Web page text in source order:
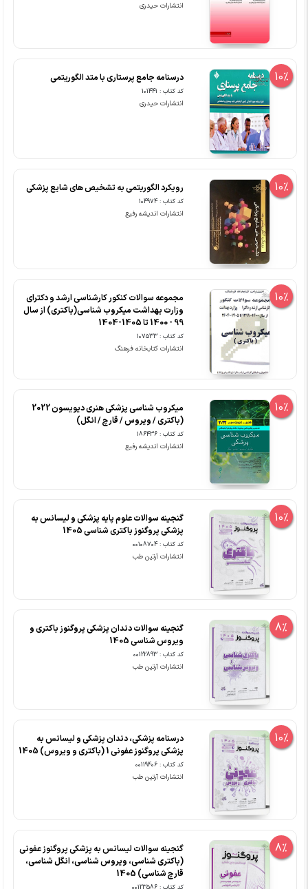
انتشارات حیدری
10% درسنامه جامع پرستاری با متد الگوریتمی
کد کتاب : 101441
انتشارات حیدری
10% رویکرد الگوریتمی به تشخیص های شایع پزشکی
کد کتاب : 104974
انتشارات اندیشه رفیع
10%
مجموعه سوالات کنکور کارشناسی ارشد و دکترای
وزارت بهداشت میکروب شناسی(باکتری) از سال
99 - 1400 تا 1405-1404
کد کتاب : 107533
انتشارات کتابخانه فرهنگ
10%
میکروب شناسی پزشکی هنری دیویسون 2022
(باکتری / ویروس / قارچ / انگل)
کد کتاب : 186436
انتشارات اندیشه رفیع
10%
گنجینه سوالات علوم پایه پزشکی و لیسانس به
پزشکی پروگنوز باکتری شناسی 1405
کد کتاب : 00108704
انتشارات آرتین طب
8%
گنجینه سوالات دندان پزشکی پروگنوز باکتری و
ویروس شناسی 1405
کد کتاب : 00122893
انتشارات آرتین طب
10%
درسنامه پزشکی، دندان پزشکی و لیسانس به
پزشکی پروگنوز عفونی 1 (باکتری و ویروس) 1405
کد کتاب : 00119406
انتشارات آرتین طب
8%
گنجینه سوالات لیسانس به پزشکی پروگنوز عفونی
(باکتری شناسی، ویروس شناسی، انگل شناسی،
قارچ شناسی) 1405